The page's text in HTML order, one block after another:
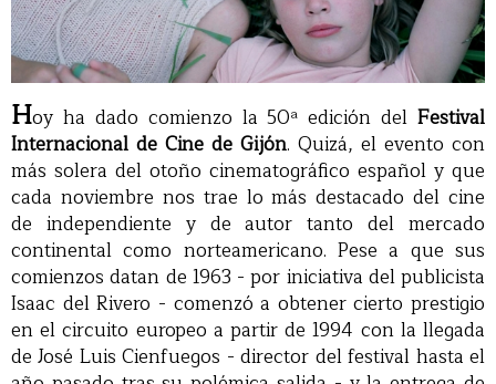
Hoy ha dado comienzo la 50ª edición del Festival
Internacional de Cine de Gijón. Quizá, el evento con
más solera del otoño cinematográfico español y que
cada noviembre nos trae lo más destacado del cine
de independiente y de autor tanto del mercado
continental como norteamericano. Pese a que sus
comienzos datan de 1963 - por iniciativa del publicista
Isaac del Rivero - comenzó a obtener cierto prestigio
en el circuito europeo a partir de 1994 con la llegada
de José Luis Cienfuegos - director del festival hasta el